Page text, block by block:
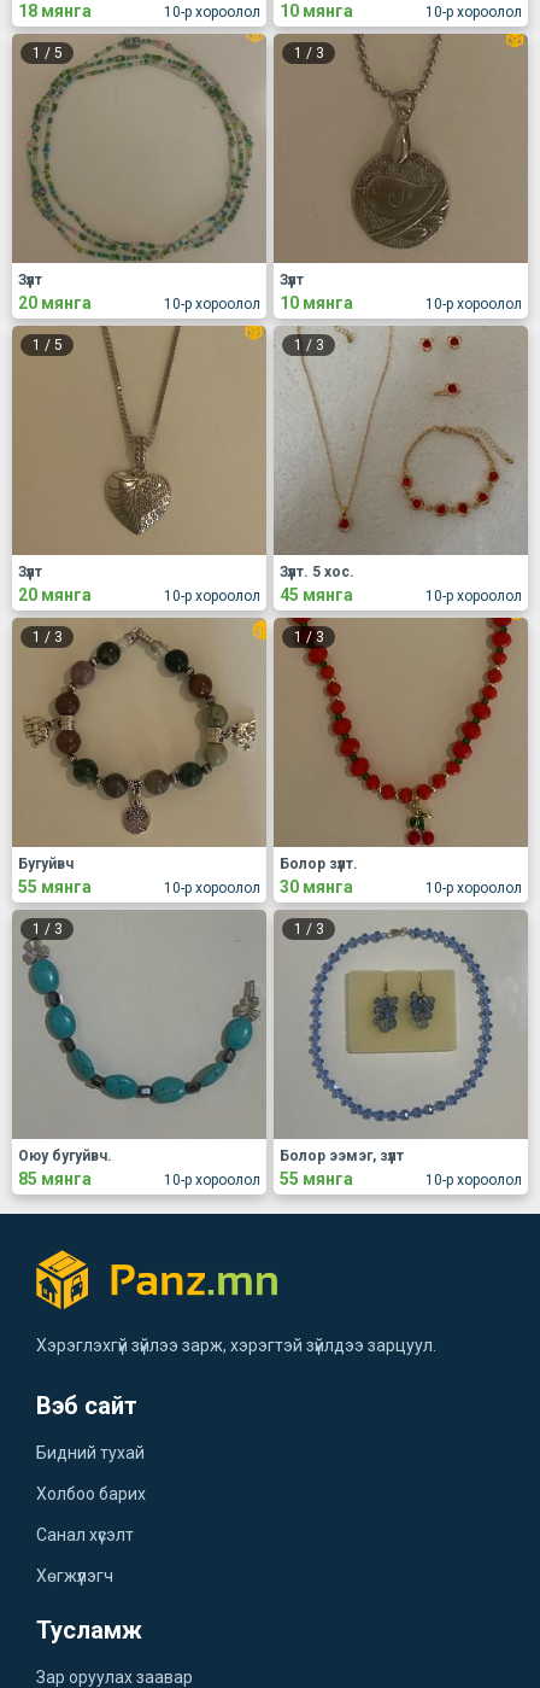
10-р хороолол
18 мянга 10-р хороолол
10 мянга
1 / 5
10-р хороолол
Зүүлт
20 мянга
1 / 3
10-р хороолол
Зүүлт
10 мянга
1 / 5
10-р хороолол
Зүүлт
20 мянга
1 / 3
10-р хороолол
Зүүлт. 5 хос.
45 мянга
1 / 3
10-р хороолол
Бугуйвч
55 мянга
1 /3
10-р хороолол
Болор зүүлт.
30 мянга
1 / 3
10-р хороолол
Оюу бугуйвч.
85 мянга
1 / 3
10-р хороолол
Болор ээмэг, зүүлт
55 мянга
Хэрэглэхгүй зүйлээ зарж, хэрэгтэй зүйлдээ зарцуул.
Вэб сайт
Бидний тухай
Холбоо барих
Санал хүсэлт
Хөгжүүлэгч
Тусламж
Зар оруулах заавар